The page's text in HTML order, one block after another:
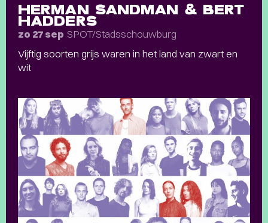
HERMAN SANDMAN & BERT
HADDERS
zo 27 sep SPOT/Stadsschouwburg
Vijftig soorten grijs waren in het land van zwart en
wit